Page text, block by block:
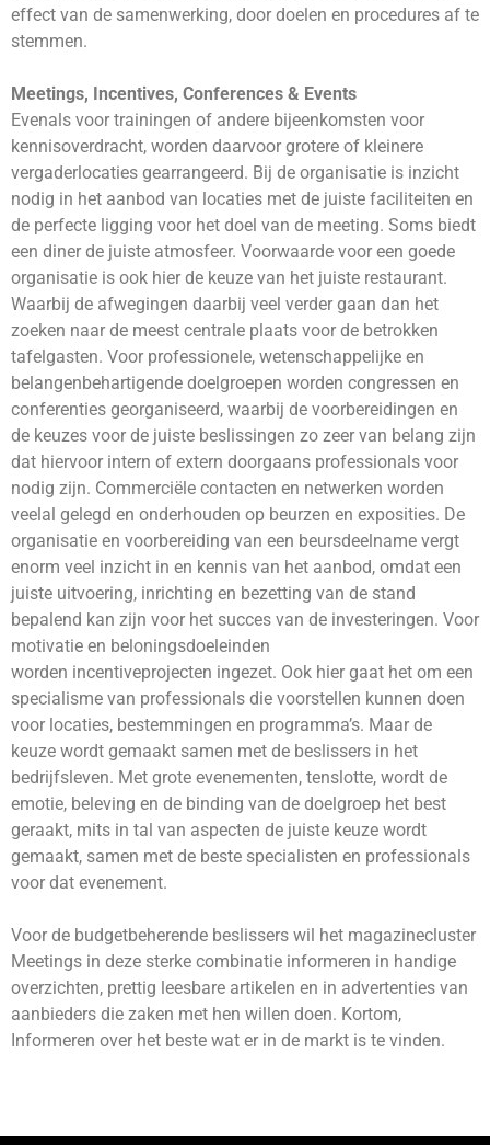
effect van de samenwerking, door doelen en procedures af te
stemmen.
Meetings, Incentives, Conferences & Events
Evenals voor trainingen of andere bijeenkomsten voor
kennisoverdracht, worden daarvoor grotere of kleinere
vergaderlocaties gearrangeerd. Bij de organisatie is inzicht
nodig in het aanbod van locaties met de juiste faciliteiten en
de perfecte ligging voor het doel van de meeting. Soms biedt
een diner de juiste atmosfeer. Voorwaarde voor een goede
organisatie is ook hier de keuze van het juiste restaurant.
Waarbij de afwegingen daarbij veel verder gaan dan het
zoeken naar de meest centrale plaats voor de betrokken
tafelgasten. Voor professionele, wetenschappelijke en
belangenbehartigende doelgroepen worden congressen en
conferenties georganiseerd, waarbij de voorbereidingen en
de keuzes voor de juiste beslissingen zo zeer van belang zijn
dat hiervoor intern of extern doorgaans professionals voor
nodig zijn. Commerciële contacten en netwerken worden
veelal gelegd en onderhouden op beurzen en exposities. De
organisatie en voorbereiding van een beursdeelname vergt
enorm veel inzicht in en kennis van het aanbod, omdat een
juiste uitvoering, inrichting en bezetting van de stand
bepalend kan zijn voor het succes van de investeringen. Voor
motivatie en beloningsdoeleinden
worden incentiveprojecten ingezet. Ook hier gaat het om een
specialisme van professionals die voorstellen kunnen doen
voor locaties, bestemmingen en programma’s. Maar de
keuze wordt gemaakt samen met de beslissers in het
bedrijfsleven. Met grote evenementen, tenslotte, wordt de
emotie, beleving en de binding van de doelgroep het best
geraakt, mits in tal van aspecten de juiste keuze wordt
gemaakt, samen met de beste specialisten en professionals
voor dat evenement.
Voor de budgetbeherende beslissers wil het magazinecluster
Meetings in deze sterke combinatie informeren in handige
overzichten, prettig leesbare artikelen en in advertenties van
aanbieders die zaken met hen willen doen. Kortom,
Informeren over het beste wat er in de markt is te vinden.